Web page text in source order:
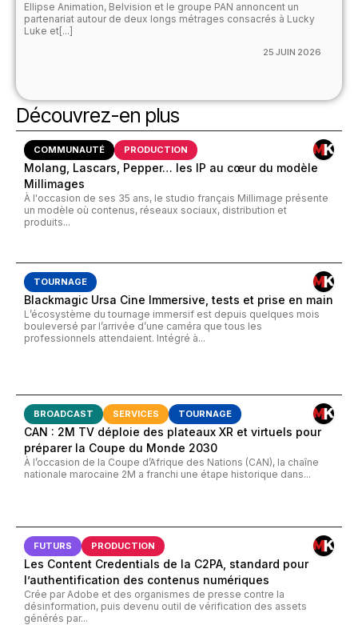
Ellipse Animation, Belvision et le groupe PAN annoncent un
partenariat autour de deux longs métrages consacrés à Lucky
Luke et[...]
25 JUIN 2026
Découvrez-en plus
COMMUNAUTÉ PRODUCTION
Molang, Lascars, Pepper… les IP au cœur du modèle
Millimages
À l'occasion de ses 35 ans, le studio français Millimage présente
un modèle où contenus, réseaux sociaux, distribution et
produits...
TOURNAGE
Blackmagic Ursa Cine Immersive, tests et prise en main
L’écosystème du tournage immersif est depuis quelques mois
bouleversé par l’arrivée d’une caméra que tous les
professionnels attendaient. Intégré à...
BROADCAST SERVICES TOURNAGE
CAN : 2M TV déploie des plateaux XR et virtuels pour
préparer la Coupe du Monde 2030
À l’occasion de la Coupe d’Afrique des Nations (CAN), la chaîne
nationale marocaine 2M a franchi une étape historique dans...
FUTURS PRODUCTION
Les Content Credentials de la C2PA, standard pour
l’authentification des contenus numériques
Crée par Adobe et des organismes de presse contre la
désinformation, puis devenu outil de vérification des assets
générés par...